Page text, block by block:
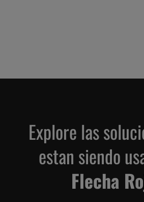
Explore las
estan siendo
Flecha